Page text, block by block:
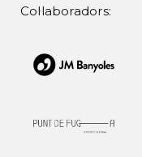
Col·laboradors: